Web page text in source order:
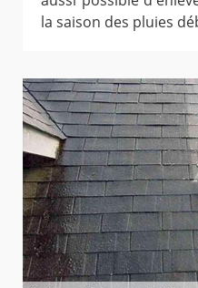
la saison des pluies